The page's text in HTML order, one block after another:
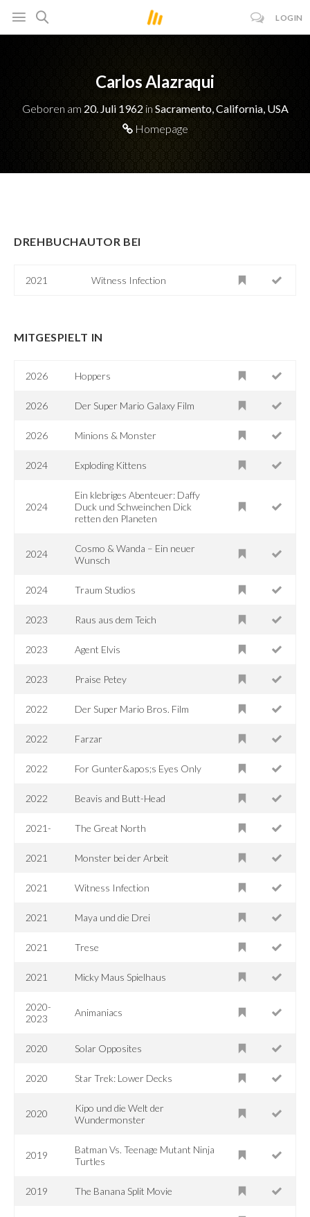
LOGIN
Carlos Alazraqui
Geboren am 20. Juli 1962 in Sacramento, California, USA
Homepage
DREHBUCHAUTOR BEI
2021 Witness Infection
MITGESPIELT IN
2026 Hoppers
2026 Der Super Mario Galaxy Film
2026 Minions & Monster
2024 Exploding Kittens
2024
Ein klebriges Abenteuer: Daffy
Duck und Schweinchen Dick
retten den Planeten
2024
Cosmo & Wanda – Ein neuer
Wunsch
2024 Traum Studios
2023 Raus aus dem Teich
2023 Agent Elvis
2023 Praise Petey
2022 Der Super Mario Bros. Film
2022 Farzar
2022 For Gunter&apos;s Eyes Only
2022 Beavis and Butt-Head
2021- The Great North
2021 Monster bei der Arbeit
2021 Witness Infection
2021 Maya und die Drei
2021 Trese
2021 Micky Maus Spielhaus
2020-
2023
Animaniacs
2020 Solar Opposites
2020 Star Trek: Lower Decks
2020
Kipo und die Welt der
Wundermonster
2019
Batman Vs. Teenage Mutant Ninja
Turtles
2019 The Banana Split Movie